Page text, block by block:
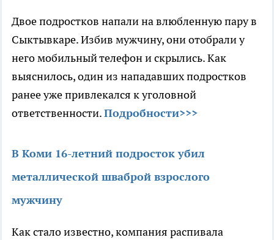
Двое подростков напали на влюбленную пару в
Сыктывкаре. Избив мужчину, они отобрали у
него мобильный телефон и скрылись. Как
выяснилось, один из нападавших подростков
ранее уже привлекался к уголовной
ответственности.Подробности>>>
В Коми 16-летний подросток убил
металлической шваброй взрослого
мужчину
Как стало известно, компания распивала